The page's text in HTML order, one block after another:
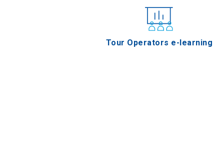
Tour Operators e-learning